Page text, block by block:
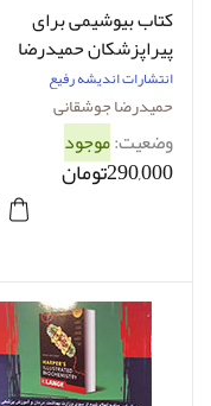
کتاب بیوشیمی برای
پیراپزشکان حمیدرضا
جوشقانی
انتشارات اندیشه رفیع
حمیدرضا جوشقانی
وضعیت:موجود
290,000تومان